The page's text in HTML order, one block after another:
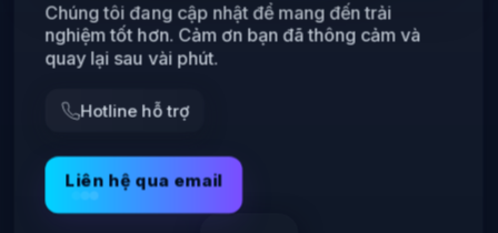
Chúng tôi đang cập nhật để mang đến trải
nghiệm tốt hơn. Cảm ơn bạn đã thông cảm và
quay lại sau vài phút.
Hotline hỗ trợ
Liên hệ qua email